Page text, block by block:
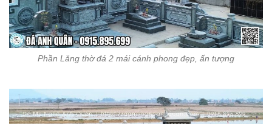
Phần Lăng thờ đá 2 mái cánh phong đẹp, ấn tượng